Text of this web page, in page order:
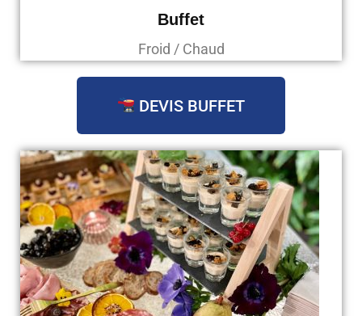
Buffet
Froid / Chaud
DEVIS BUFFET